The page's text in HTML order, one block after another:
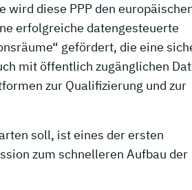
diese PPP den
erfolgreiche datengesteuerte
gefördert, die eine
mit öffentlich zugänglichen
zur Qualifizierung und zur
soll, ist eines der ersten
zum schnelleren Aufbau der